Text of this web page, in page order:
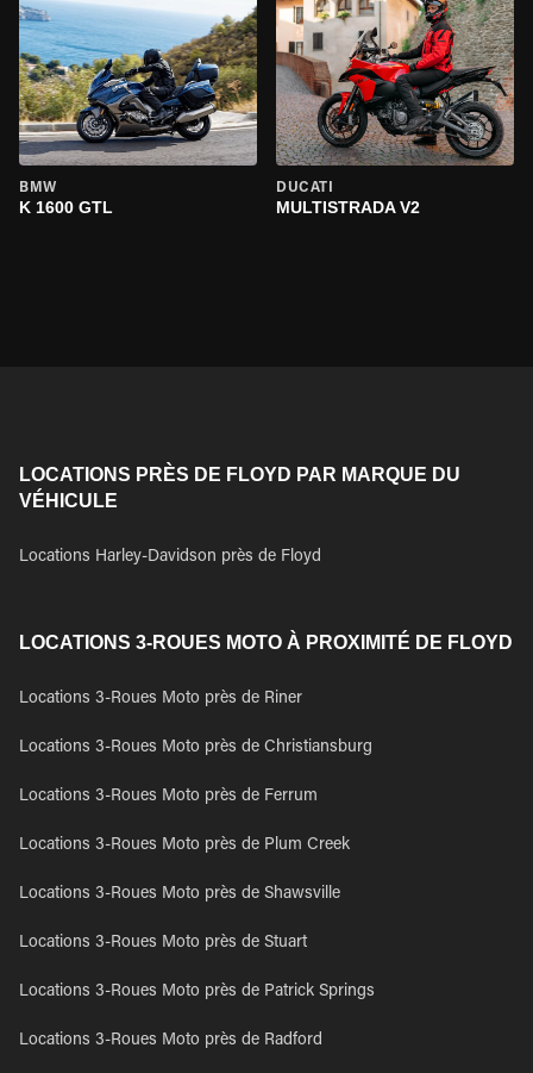
BMW
K 1600 GTL
DUCATI
MULTISTRADA V2
LOCATIONS PRÈS DE FLOYD PAR MARQUE DU
VÉHICULE
Locations Harley-Davidson près de Floyd
LOCATIONS 3-ROUES MOTO À PROXIMITÉ DE FLOYD
Locations 3-Roues Moto près de Riner
Locations 3-Roues Moto près de Christiansburg
Locations 3-Roues Moto près de Ferrum
Locations 3-Roues Moto près de Plum Creek
Locations 3-Roues Moto près de Shawsville
Locations 3-Roues Moto près de Stuart
Locations 3-Roues Moto près de Patrick Springs
Locations 3-Roues Moto près de Radford